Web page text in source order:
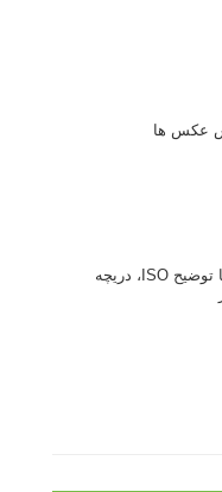
درک نوردهی – همراه با توضیح ISO، دریچه